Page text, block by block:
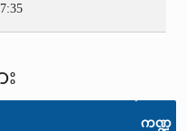
ကဏ္ဍ